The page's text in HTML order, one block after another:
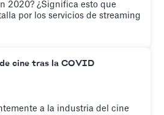
2020? ¿Significa esto que
por los servicios de streaming
cine tras la COVID
a la industria del cine